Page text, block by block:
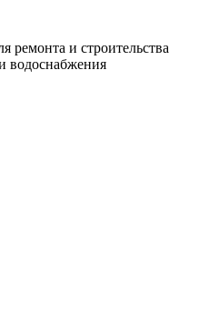
ремонта и строительства
водоснабжения